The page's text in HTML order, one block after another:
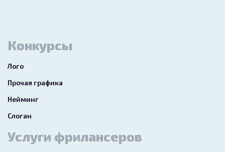
Конкурсы
Лого
Прочая графика
Нейминг
Слоган
Услуги фрилансеров